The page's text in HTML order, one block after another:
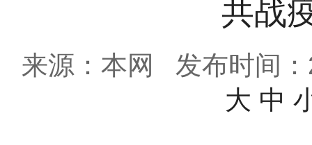
共战
来源：本网
发布时间
大 中